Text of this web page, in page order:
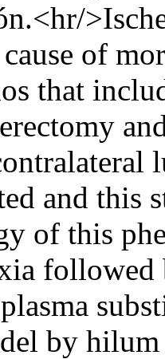
of
that
and this
of this
by